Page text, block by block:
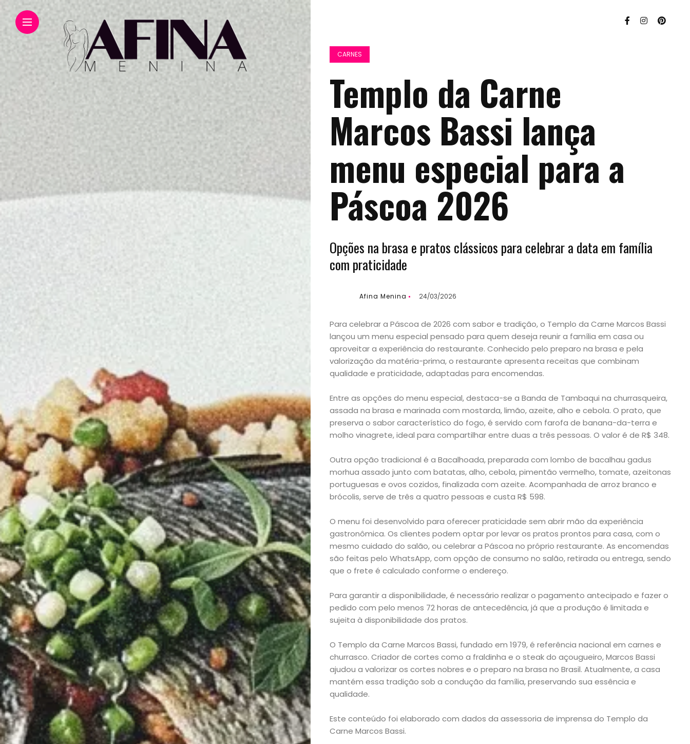
Início
Academia
Beleza
Bora
lá!
Casa
e
Decoração
Exclusiva
Homem
CARNES
Templo da Carne
Marcos Bassi lança
menu especial para a
Páscoa 2026
Opções na brasa e pratos clássicos para celebrar a data em família
com praticidade
Afina Menina 24/03/2026
Para celebrar a Páscoa de 2026 com sabor e tradição, o Templo da Carne Marcos Bassi
lançou um menu especial pensado para quem deseja reunir a família em casa ou
aproveitar a experiência do restaurante. Conhecido pelo preparo na brasa e pela
valorização da matéria-prima, o restaurante apresenta receitas que combinam
qualidade e praticidade, adaptadas para encomendas.
Entre as opções do menu especial, destaca-se a Banda de Tambaqui na churrasqueira,
assada na brasa e marinada com mostarda, limão, azeite, alho e cebola. O prato, que
preserva o sabor característico do fogo, é servido com farofa de banana-da-terra e
molho vinagrete, ideal para compartilhar entre duas a três pessoas. O valor é de R$ 348.
Outra opção tradicional é a Bacalhoada, preparada com lombo de bacalhau gadus
morhua assado junto com batatas, alho, cebola, pimentão vermelho, tomate, azeitonas
portuguesas e ovos cozidos, finalizada com azeite. Acompanhada de arroz branco e
brócolis, serve de três a quatro pessoas e custa R$ 598.
O menu foi desenvolvido para oferecer praticidade sem abrir mão da experiência
gastronômica. Os clientes podem optar por levar os pratos prontos para casa, com o
mesmo cuidado do salão, ou celebrar a Páscoa no próprio restaurante. As encomendas
são feitas pelo WhatsApp, com opção de consumo no salão, retirada ou entrega, sendo
que o frete é calculado conforme o endereço.
Para garantir a disponibilidade, é necessário realizar o pagamento antecipado e fazer o
pedido com pelo menos 72 horas de antecedência, já que a produção é limitada e
sujeita à disponibilidade dos pratos.
O Templo da Carne Marcos Bassi, fundado em 1979, é referência nacional em carnes e
churrasco. Criador de cortes como a fraldinha e o steak do açougueiro, Marcos Bassi
ajudou a valorizar os cortes nobres e o preparo na brasa no Brasil. Atualmente, a casa
mantém essa tradição sob a condução da família, preservando sua essência e
qualidade.
Este conteúdo foi elaborado com dados da assessoria de imprensa do Templo da
Carne Marcos Bassi.